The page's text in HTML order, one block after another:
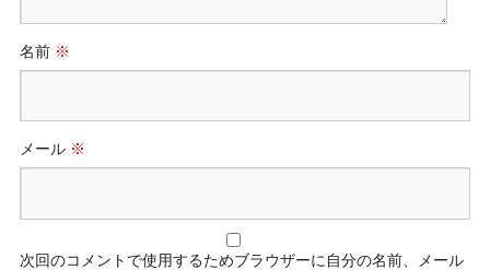
名前 ※
メール ※
次回のコメントで使用するためブラウザーに自分の名前、メール